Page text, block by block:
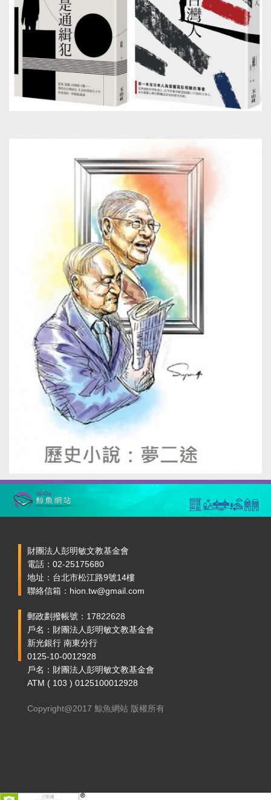
財團法人彭明敏文教基金會
電話：02-25175680
地址：台北市松江路9號14樓
聯絡信箱：hion.tw@gmail.com
郵政劃撥帳號：17822628
戶名：財團法人彭明敏文教基金會
新光銀行 南東分行
0125-10-0012928
戶名：財團法人彭明敏文教基金會
ATM ( 103 ) 0125100012928
Copyright@2017 鯨魚網站 版權所有